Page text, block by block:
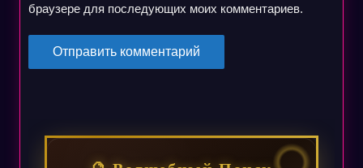
браузере для последующих моих комментариев.